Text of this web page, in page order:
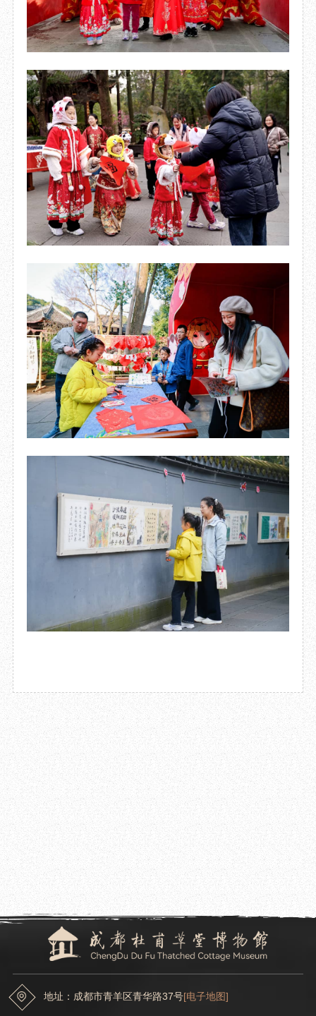
2026.02.27
丙午年“人日”祭拜诗圣杜甫活动在成都杜甫草堂博物馆举行
2026.02.15
体验中华优秀传统文化与科技的初步融合 ——“机器人舞蹈”亮相成都杜甫草堂博物馆
地址：成都市青羊区青华路37号[电子地图]